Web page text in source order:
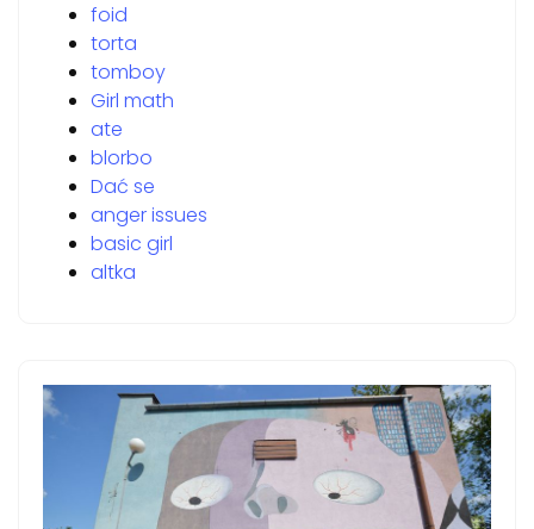
foid
torta
tomboy
Girl math
ate
blorbo
Dać se
anger issues
basic girl
altka